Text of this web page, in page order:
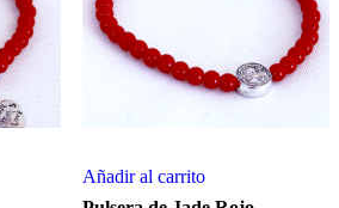
Añadir al carrito